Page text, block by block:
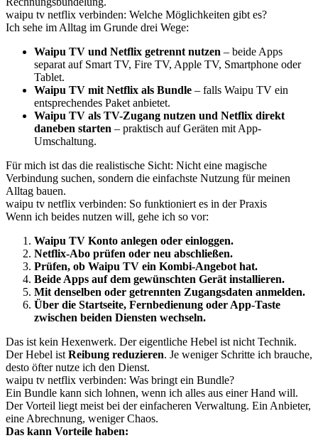
waipu tv netflix verbinden: Welche Möglichkeiten gibt es?
Ich sehe im Alltag im Grunde drei Wege:
Waipu TV und Netflix getrennt nutzen – beide Apps
separat auf Smart TV, Fire TV, Apple TV, Smartphone oder
Tablet.
Waipu TV mit Netflix als Bundle – falls Waipu TV ein
entsprechendes Paket anbietet.
Waipu TV als TV-Zugang nutzen und Netflix direkt
daneben starten – praktisch auf Geräten mit App-
Umschaltung.
Für mich ist das die realistische Sicht: Nicht eine magische
Verbindung suchen, sondern die einfachste Nutzung für meinen
Alltag bauen.
waipu tv netflix verbinden: So funktioniert es in der Praxis
Wenn ich beides nutzen will, gehe ich so vor:
Waipu TV Konto anlegen oder einloggen.
Netflix-Abo prüfen oder neu abschließen.
Prüfen, ob Waipu TV ein Kombi-Angebot hat.
Beide Apps auf dem gewünschten Gerät installieren.
Mit denselben oder getrennten Zugangsdaten anmelden.
Über die Startseite, Fernbedienung oder App-Taste
zwischen beiden Diensten wechseln.
Das ist kein Hexenwerk. Der eigentliche Hebel ist nicht Technik.
Der Hebel ist Reibung reduzieren. Je weniger Schritte ich brauche,
desto öfter nutze ich den Dienst.
waipu tv netflix verbinden: Was bringt ein Bundle?
Ein Bundle kann sich lohnen, wenn ich alles aus einer Hand will.
Der Vorteil liegt meist bei der einfacheren Verwaltung. Ein Anbieter,
eine Abrechnung, weniger Chaos.
Das kann Vorteile haben: